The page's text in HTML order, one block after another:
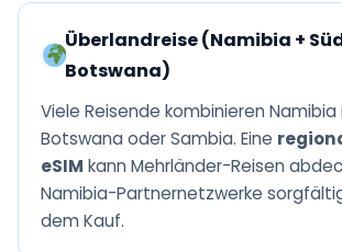
Überlandreise (Namibia +
Botswana)
Viele Reisende kombinieren
Botswana oder Sambia. Eine
eSIM kann Mehrländer-Reisen
Namibia-Partnernetzwerke
dem Kauf.